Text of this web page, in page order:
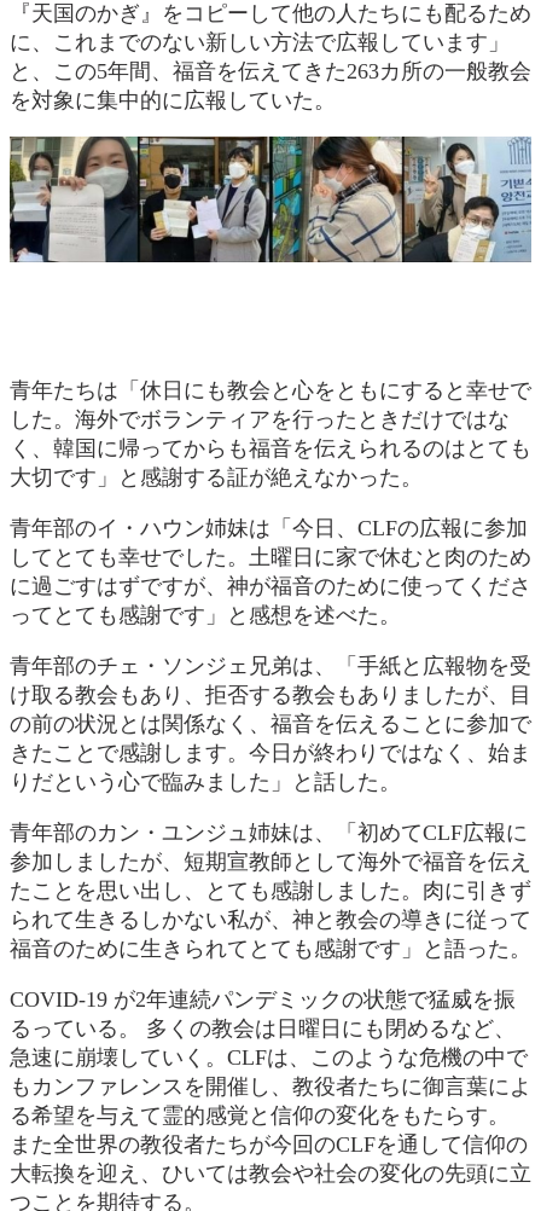
『天国のかぎ』をコピーして他の人たちにも配るため
に、これまでのない新しい方法で広報しています」
と、この5年間、福音を伝えてきた263カ所の一般教会
を対象に集中的に広報していた。
青年たちは「休日にも教会と心をともにすると幸せで
した。海外でボランティアを行ったときだけではな
く、韓国に帰ってからも福音を伝えられるのはとても
大切です」と感謝する証が絶えなかった。
青年部のイ・ハウン姉妹は「今日、CLFの広報に参加
してとても幸せでした。土曜日に家で休むと肉のため
に過ごすはずですが、神が福音のために使ってくださ
ってとても感謝です」と感想を述べた。
青年部のチェ・ソンジェ兄弟は、「手紙と広報物を受
け取る教会もあり、拒否する教会もありましたが、目
の前の状況とは関係なく、福音を伝えることに参加で
きたことで感謝します。今日が終わりではなく、始ま
りだという心で臨みました」と話した。
青年部のカン・ユンジュ姉妹は、「初めてCLF広報に
参加しましたが、短期宣教師として海外で福音を伝え
たことを思い出し、とても感謝しました。肉に引きず
られて生きるしかない私が、神と教会の導きに従って
福音のために生きられてとても感謝です」と語った。
COVID-19 が2年連続パンデミックの状態で猛威を振
るっている。 多くの教会は日曜日にも閉めるなど、
急速に崩壊していく。CLFは、このような危機の中で
もカンファレンスを開催し、教役者たちに御言葉によ
る希望を与えて霊的感覚と信仰の変化をもたらす。
また全世界の教役者たちが今回のCLFを通して信仰の
大転換を迎え、ひいては教会や社会の変化の先頭に立
つことを期待する。